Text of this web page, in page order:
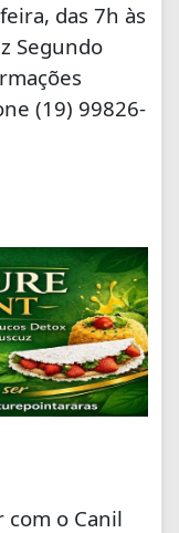
das 7h às
Segundo
(19) 99826-
o Canil